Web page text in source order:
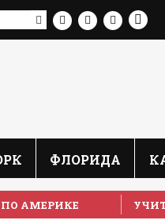
ФЛОРИДА
АМЕРИКЕ